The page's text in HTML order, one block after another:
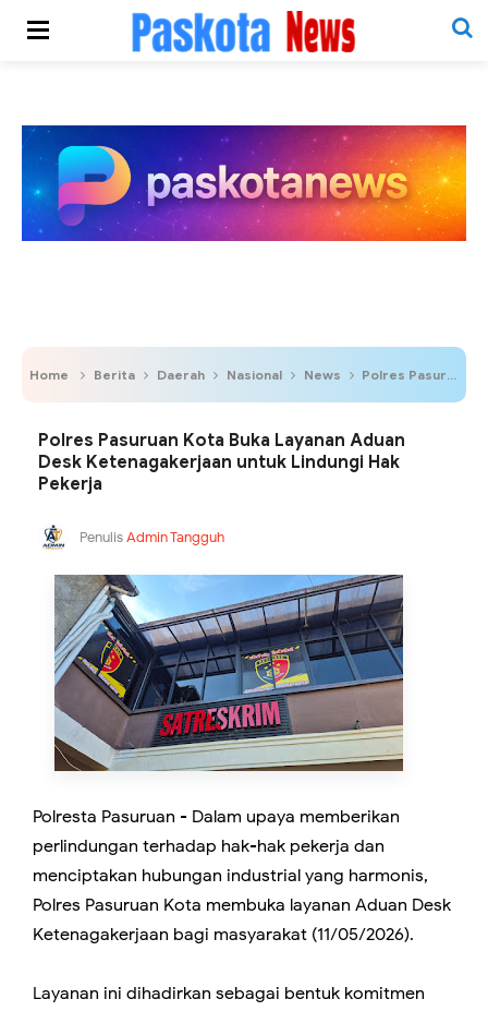
Home Berita Daerah Nasional News Polres Pasuruan Kota Buka Layanan Aduan Desk Ketenagakerjaan untuk Lindungi Hak Pekerja
Polres Pasuruan Kota Buka Layanan Aduan
Desk Ketenagakerjaan untuk Lindungi Hak
Pekerja
PenulisAdmin Tangguh
Polresta Pasuruan - Dalam upaya memberikan
perlindungan terhadap hak-hak pekerja dan
menciptakan hubungan industrial yang harmonis,
Polres Pasuruan Kota membuka layanan Aduan Desk
Ketenagakerjaan bagi masyarakat (11/05/2026).
Layanan ini dihadirkan sebagai bentuk komitmen